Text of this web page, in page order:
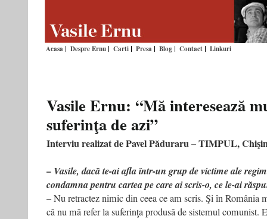
Acasa Despre Ernu Carti Presa Blog Contact Linkuri
Vasile Ernu: “Mă interesează
suferinţa de azi”
Interviu realizat de Pavel Păduraru – TIMPUL,
– Vasile, dacă te-ai afla într-un grup de victime ale
condamna pentru cartea pe care ai scris-o, ce le-ai
– Nu retractez nimic din ceea ce am scris. Şi în România
că nu mă refer la suferinţa produsă de sistemul comunist.